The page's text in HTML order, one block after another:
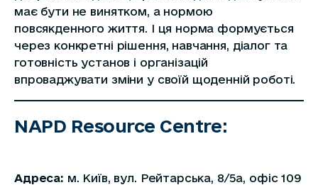
має бути не винятком, а нормою
повсякденного життя. І ця норма формується
через конкретні рішення, навчання, діалог та
готовність установ і організацій
впроваджувати зміни у своїй щоденній роботі.
NAPD Resource Centre:
Адреса: м. Київ, вул. Рейтарська, 8/5а, офіс 109